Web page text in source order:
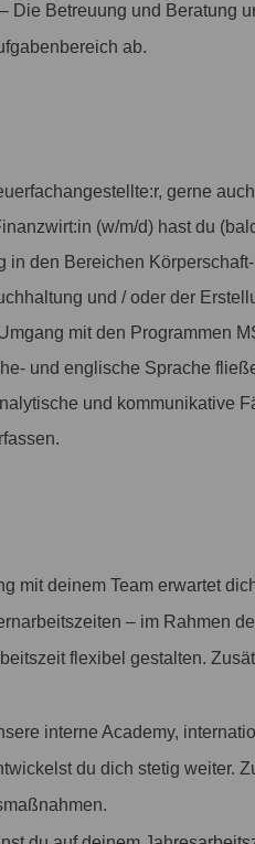
– Die Betreuung und Beratung
ab.
gerne
(w/m/d) hast du
in den Bereichen
und / oder der
mit den Programmen
und englische Sprache
und kommunikative
mit deinem Team erwartet
– im Rahmen
flexibel gestalten.
interne Academy,
du dich stetig weiter.